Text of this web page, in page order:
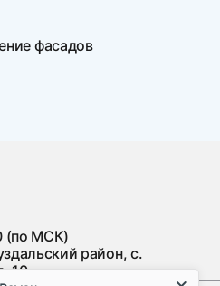
фасадов
(по МСК)
район, с.
10